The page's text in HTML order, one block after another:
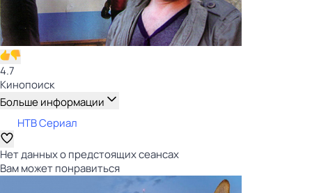
4.7
Кинопоиск
Больше информации
НТВ Сериал
Нет данных о предстоящих сеансах
Вам может понравиться